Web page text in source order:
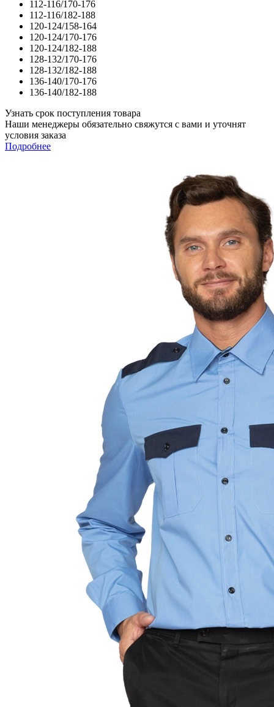
112-116/170-176
112-116/182-188
120-124/158-164
120-124/170-176
120-124/182-188
128-132/170-176
128-132/182-188
136-140/170-176
136-140/182-188
Узнать срок поступления товара
Наши менеджеры обязательно свяжутся с вами и уточнят
условия заказа
Подробнее